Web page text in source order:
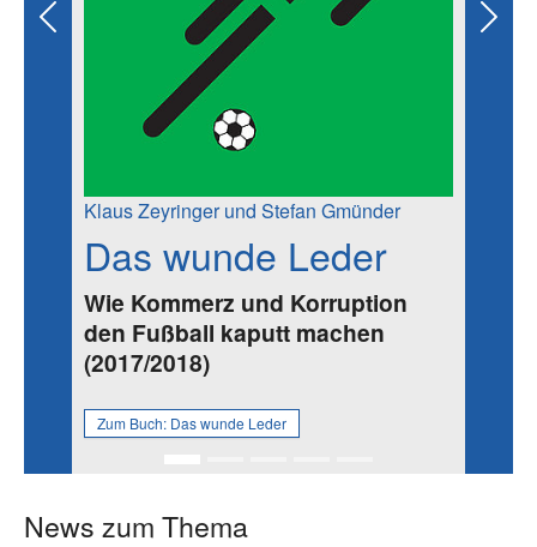
Klaus Zeyringer und Stefan Gmünder
Das wunde Leder
Wie Kommerz und Korruption
den Fußball kaputt machen
(2017/2018)
Zum Buch: Das wunde Leder
Previous Next
News zum Thema